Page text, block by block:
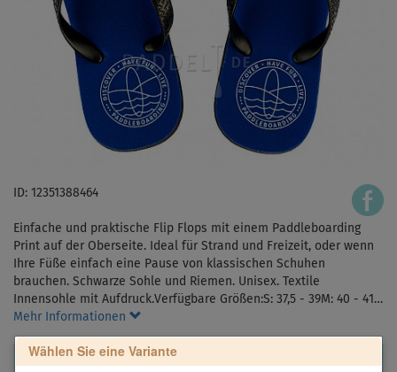
ID: 12351388464
Einfache und praktische Flip Flops mit einem Paddleboarding
Print auf der Oberseite. Ideal für Strand und Freizeit, oder wenn
Ihre Füße einfach eine Pause von klassischen Schuhen
brauchen. Schwarze Sohle und Riemen. Unisex. Textile
Innensohle mit Aufdruck.Verfügbare Größen:S: 37,5 - 39M: 40 - 41…
Mehr Informationen
Wählen Sie eine Variante